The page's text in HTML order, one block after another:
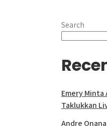
Search
Emery Minta
Taklukkan
Andre